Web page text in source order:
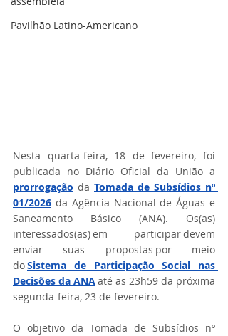
Pavilhão Latino-Americano
Nesta quarta-feira, 18 de fevereiro, foi
prorrogação da Tomada de Subsídios nº
01/2026 da Agência Nacional de Águas e
Saneamento Básico (ANA). Os(as)
interessados(as) em participar devem
enviar suas propostas por meio
do Sistema de Participação Social nas
Decisões da ANA até as 23h59 da próxima
segunda-feira, 23 de fevereiro.
O objetivo da Tomada de Subsídios nº